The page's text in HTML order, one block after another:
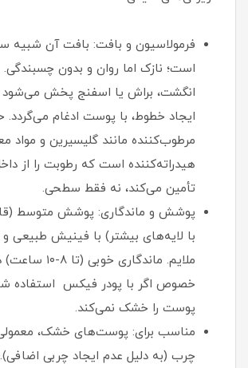
فرمولاسیون و بافت: بافت آن شبیه
است؛ نازک اما روان و بدون چسبندگی.
انگشت، براش یا اسفنج پخش می‌شود
ایجاد خطوط، با پوست ادغام می‌گردد.
مرطوب‌کننده مانند گلیسیرین و مواد
هیدراته‌کننده است که رطوبت را از
تأمین می‌کند، نه فقط سطحی.
پوشش و ماندگاری: پوشش متوسط
با لایه‌های بیشتر) با فینیش طبیعی
ملایم. ماندگاری خوبی
خصوص اگر با پودر فیکس استفاده
پوست را خشک نمی‌کند.
مناسب برای: پوست‌های خشک،
چرب (به دلیل عدم ایجاد چربی